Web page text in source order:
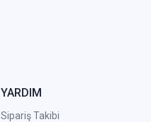
YARDIM
Sipariş Takibi